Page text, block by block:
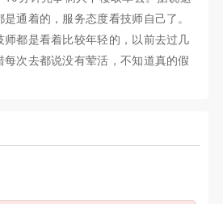
通着的，服务态度看技师自己了。
都是看着比较年轻的，以前去过几
次去都说没有荤活，不知道真的假